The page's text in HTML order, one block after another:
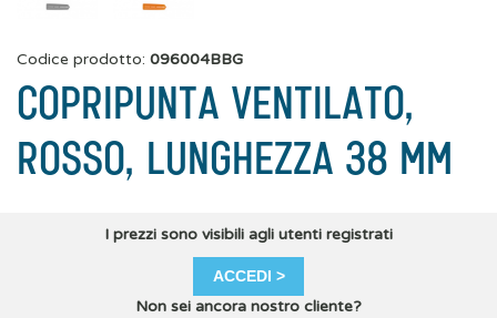
Codice prodotto: 096004BBG
COPRIPUNTA VENTILATO,
ROSSO, LUNGHEZZA 38 MM
I prezzi sono visibili agli utenti registrati
ACCEDI >
Non sei ancora nostro cliente?